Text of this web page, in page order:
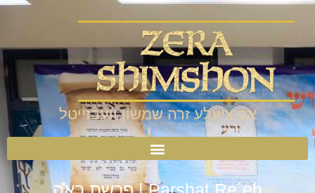
אפיציעלע זרה שמשון וועבזייטל